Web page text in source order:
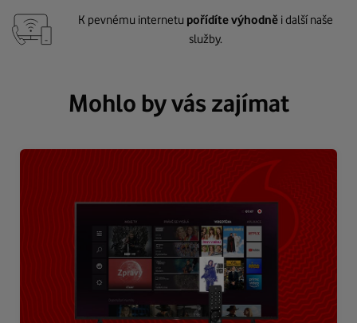
K pevnému internetu pořídíte výhodně i další naše
služby.
Mohlo by vás zajímat